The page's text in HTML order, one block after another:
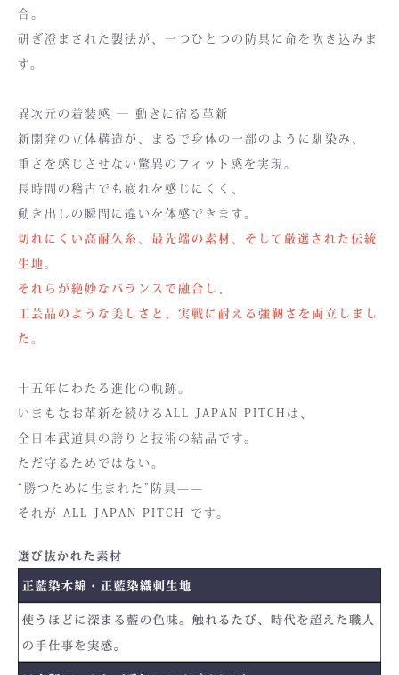
合。
研ぎ澄まされた製法が、一つひとつの防具に命を吹き込みま
す。
異次元の着装感 ― 動きに宿る革新
新開発の立体構造が、まるで身体の一部のように馴染み、
重さを感じさせない驚異のフィット感を実現。
長時間の稽古でも疲れを感じにくく、
動き出しの瞬間に違いを体感できます。
切れにくい高耐久糸、最先端の素材、そして厳選された伝統
生地。
それらが絶妙なバランスで融合し、
工芸品のような美しさと、実戦に耐える強靭さを両立しまし
た。
十五年にわたる進化の軌跡。
いまもなお革新を続けるALL JAPAN PITCHは、
全日本武道具の誇りと技術の結晶です。
ただ守るためではない。
“勝つために生まれた”防具——
それが ALL JAPAN PITCH です。